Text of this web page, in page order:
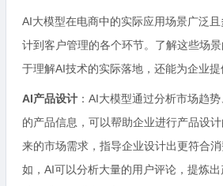
AI大模型在电商中的实际应用场景广泛
计到客户管理的各个环节。了解这些场
于理解AI技术的实际落地，还能为企业提
AI产品设计 ：AI大模型通过分析市场趋
的产品信息，可以帮助企业进行产品设
来的市场需求，指导企业设计出更符合
如，AI可以分析大量的用户评论，提炼